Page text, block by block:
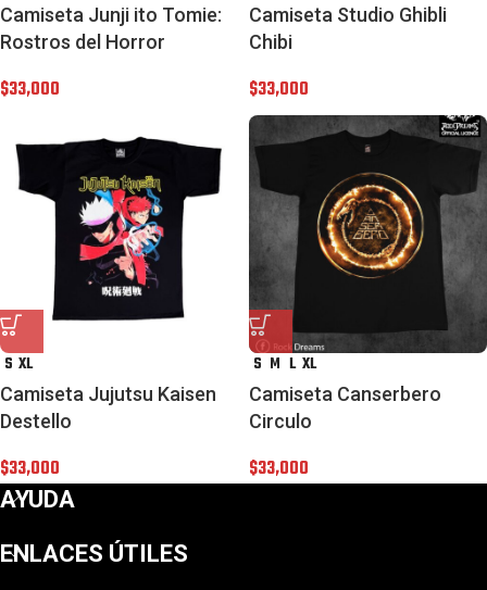
Camiseta Junji ito Tomie:
Rostros del Horror
$33,000
Camiseta Studio Ghibli
Chibi
$33,000
S XL
Camiseta Jujutsu Kaisen
Destello
$33,000
S M L XL
Camiseta Canserbero
Circulo
$33,000
AYUDA
ENLACES ÚTILES